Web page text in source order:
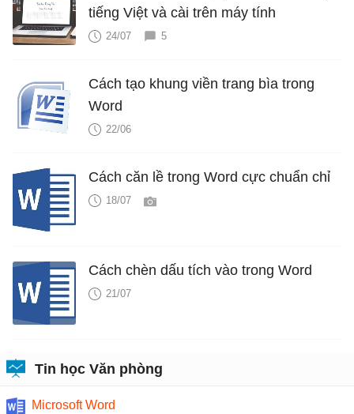
tiếng Việt và cài trên máy tính
24/07 5
Cách tạo khung viền trang bìa trong
Word
22/06
Cách căn lề trong Word cực chuẩn chỉ
18/07
Cách chèn dấu tích vào trong Word
21/07
Tin học Văn phòng
Microsoft Word